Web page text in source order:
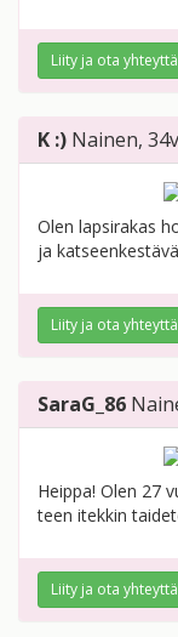
Liity ja ota yhteyttä
K :) Nainen, 34v
Olen lapsirakas
ja
Liity ja ota yhteyttä
SaraG_86
Heippa! Olen 27
teen itekkin
Liity ja ota yhteyttä